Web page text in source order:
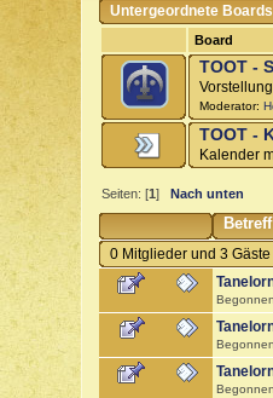
Untergeordnete Boards
Board
TOOT -
Moderator:
TOOT -
Kalender
Seiten: [1]Nach unten
Betreff
0 Mitglieder und 3